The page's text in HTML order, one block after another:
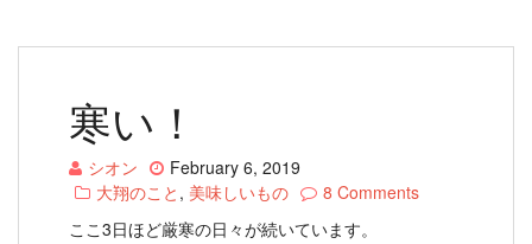
寒い！
シオン
February 6, 2019
大翔のこと , 美味しいもの
8 Comments
ここ3日ほど厳寒の日々が続いています。